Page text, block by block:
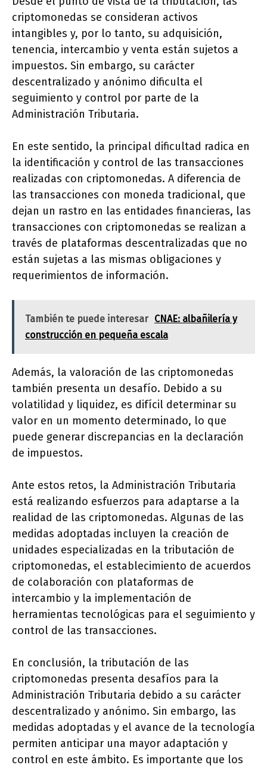
criptomonedas se consideran activos
intangibles y, por lo tanto, su adquisición,
tenencia, intercambio y venta están sujetos a
impuestos. Sin embargo, su carácter
descentralizado y anónimo dificulta el
seguimiento y control por parte de la
Administración Tributaria.
En este sentido, la principal dificultad radica en
la identificación y control de las transacciones
realizadas con criptomonedas. A diferencia de
las transacciones con moneda tradicional, que
dejan un rastro en las entidades financieras, las
transacciones con criptomonedas se realizan a
través de plataformas descentralizadas que no
están sujetas a las mismas obligaciones y
requerimientos de información.
También te puede interesar CNAE: albañilería y
construcción en pequeña escala
Además, la valoración de las criptomonedas
también presenta un desafío. Debido a su
volatilidad y liquidez, es difícil determinar su
valor en un momento determinado, lo que
puede generar discrepancias en la declaración
de impuestos.
Ante estos retos, la Administración Tributaria
está realizando esfuerzos para adaptarse a la
realidad de las criptomonedas. Algunas de las
medidas adoptadas incluyen la creación de
unidades especializadas en la tributación de
criptomonedas, el establecimiento de acuerdos
de colaboración con plataformas de
intercambio y la implementación de
herramientas tecnológicas para el seguimiento y
control de las transacciones.
En conclusión, la tributación de las
criptomonedas presenta desafíos para la
Administración Tributaria debido a su carácter
descentralizado y anónimo. Sin embargo, las
medidas adoptadas y el avance de la tecnología
permiten anticipar una mayor adaptación y
control en este ámbito. Es importante que los